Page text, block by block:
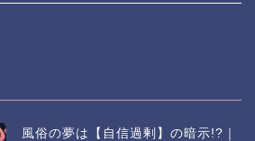
風俗の夢は【自信過剰】の暗示!?｜